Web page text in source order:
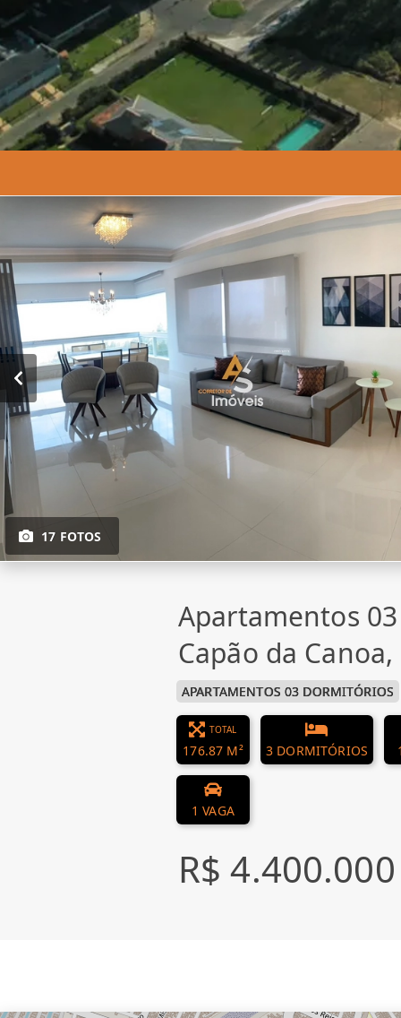
17 FOTOS
Apartamentos
Capão da
APARTAMENTOS 03 DORMITÓRIOS
TOTAL
176.87 M² 3 DORMITÓRIOS
1 VAGA
R$ 4.400.000